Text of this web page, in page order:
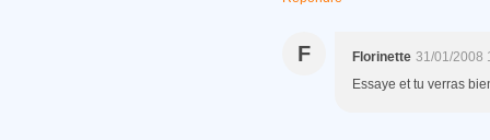
F Florinette 31/01/2008
Essaye et tu verras